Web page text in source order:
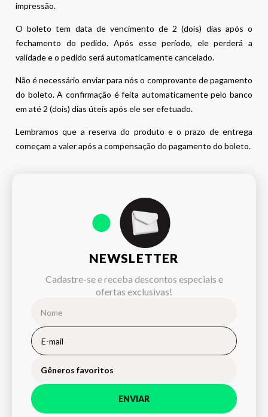
impressão.
O boleto tem data de vencimento de 2 (dois) dias após o
fechamento do pedido. Após esse período, ele perderá a
validade e o pedido será automaticamente cancelado.
Não é necessário enviar para nós o comprovante de pagamento
do boleto. A confirmação é feita automaticamente pelo banco
em até 2 (dois) dias úteis após ele ser efetuado.
Lembramos que a reserva do produto e o prazo de entrega
começam a valer após a compensação do pagamento do boleto.
NEWSLETTER
Cadastre-se e receba descontos especiais e
ofertas exclusivas!
Gêneros favoritos
ENVIAR